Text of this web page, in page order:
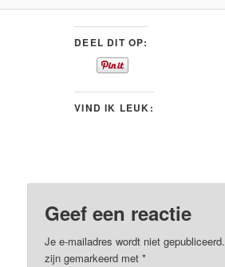
DEEL DIT OP:
VIND IK LEUK:
Geef een reactie
Je e-mailadres wordt niet gepubliceerd.
zijn gemarkeerd met*